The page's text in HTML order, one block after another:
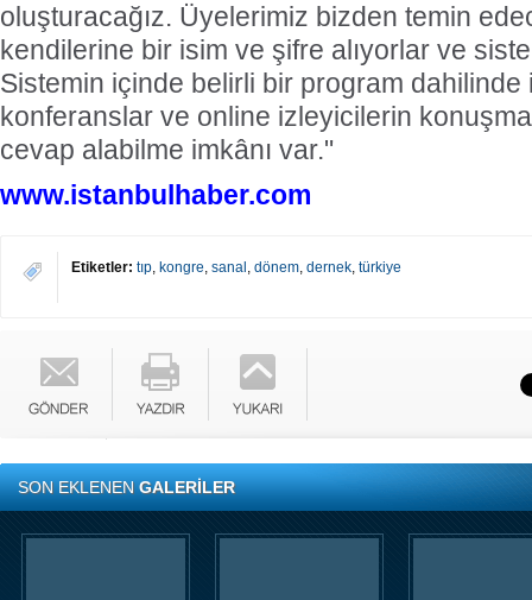
oluşturacağız. Üyelerimiz bizden temin
kendilerine bir isim ve şifre alıyorlar ve
Sistemin içinde belirli bir program dahilinde
konferanslar ve online izleyicilerin
cevap alabilme imkânı var."
www.istanbulhaber.com
Etiketler: tıp, kongre, sanal , dönem, dernek, türkiye
SON EKLENENGALERİLER